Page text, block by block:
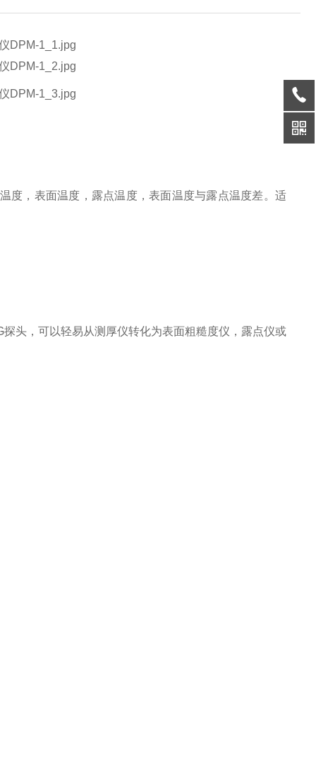
剂，酸，油，防水，防尘——可全天候使用
耐用，适于室外/室内使用
度，表面温度，露点温度，表面温度与露点温度差。适
头，可以轻易从测厚仪转化为表面粗糙度仪，露点仪或